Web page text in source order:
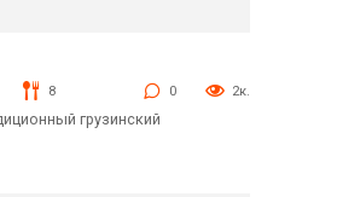
8 0 2к.
грузинский